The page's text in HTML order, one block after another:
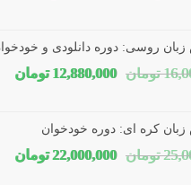
بود.
روسی: دوره دانلودی و
تومان قیمت
بود.
12,880,000 تومان
کره ای: دوره خودخوان
تومان قیمت
22,000,000 تومان